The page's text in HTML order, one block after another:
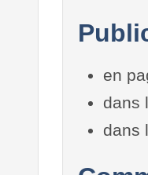
en
dans
dans